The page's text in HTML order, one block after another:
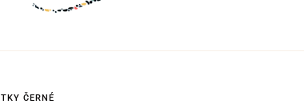
ČERNÉ